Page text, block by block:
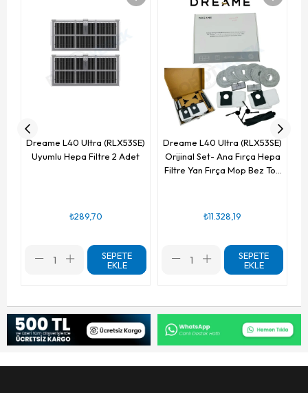
Dreame L40 Ultra (RLX53SE)
Uyumlu Hepa Filtre 2 Adet
₺289,70
SEPETE
EKLE
Dreame L40 Ultra (RLX53SE)
Orijinal Set- Ana Fırça Hepa
Filtre Yan Fırça Mop Bez Toz
₺11.328,19
SEPETE
EKLE